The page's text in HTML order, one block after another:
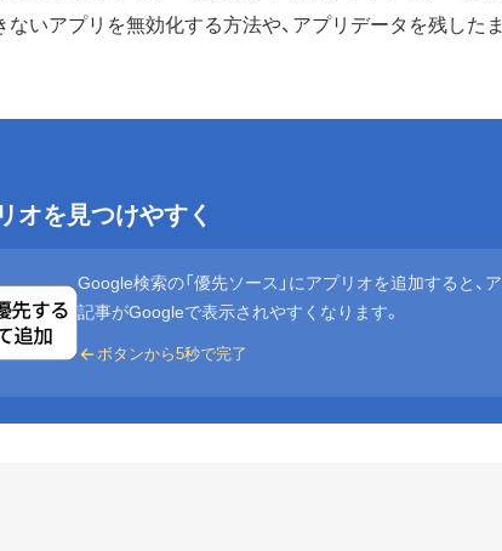
ないアプリを無効化する方法や、アプリデータを残した
オを見つけやすく
Google検索の「優先ソース」にアプリオを追加すると、
記事がGoogleで表示されやすくなります。
ボタンから5秒で完了